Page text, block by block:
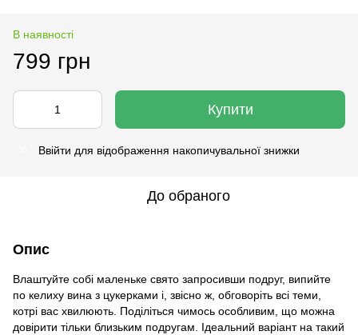
В наявності
799 грн
Купити
Ввійти для відображення накопичувальної знижки
До обраного
Опис
Влаштуйте собі маленьке свято запросивши подруг, випийте
по келиху вина з цукерками і, звісно ж, обговоріть всі теми,
котрі вас хвилюють. Поділіться чимось особливим, що можна
довірити тільки близьким подругам. Ідеальний варіант на такий